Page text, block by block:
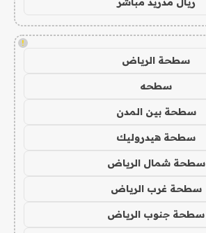
!
سطحة الرياض
سطحه
سطحة بين المدن
سطحة هيدروليك
سطحة شمال الرياض
سطحة غرب الرياض
سطحة جنوب الرياض